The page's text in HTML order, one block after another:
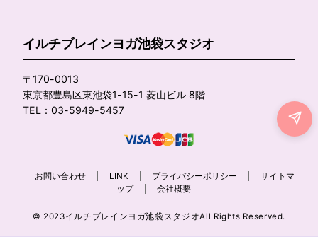
イルチブレインヨガ池袋スタジオ
〒170-0013
東京都豊島区東池袋1-15-1 菱山ビル 8階
TEL：03-5949-5457
お問い合わせ LINK プライバシーポリシー
サイトマ
ップ
会社概要
© 2023イルチブレインヨガ池袋スタジオAll Rights Reserved.